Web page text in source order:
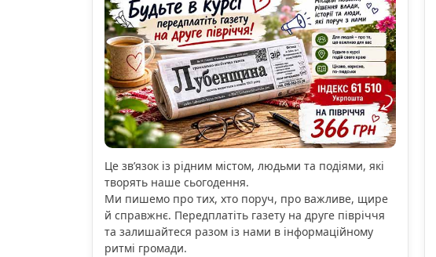
Це зв’язок із рідним містом, людьми та подіями, які
творять наше сьогодення.
Ми пишемо про тих, хто поруч, про важливе, щире
й справжнє. Передплатіть газету на друге півріччя
та залишайтеся разом із нами в інформаційному
ритмі громади.